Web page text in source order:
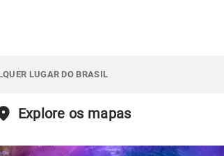
LUGAR DO BRASIL
Explore os mapas